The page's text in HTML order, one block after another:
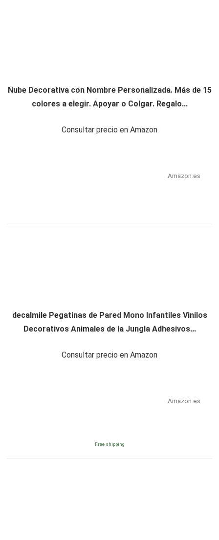
Nube Decorativa con Nombre Personalizada. Más de 15
colores a elegir. Apoyar o Colgar. Regalo...
Consultar precio en Amazon
Amazon.es
decalmile Pegatinas de Pared Mono Infantiles Vinilos
Decorativos Animales de la Jungla Adhesivos...
Consultar precio en Amazon
Amazon.es
Free shipping